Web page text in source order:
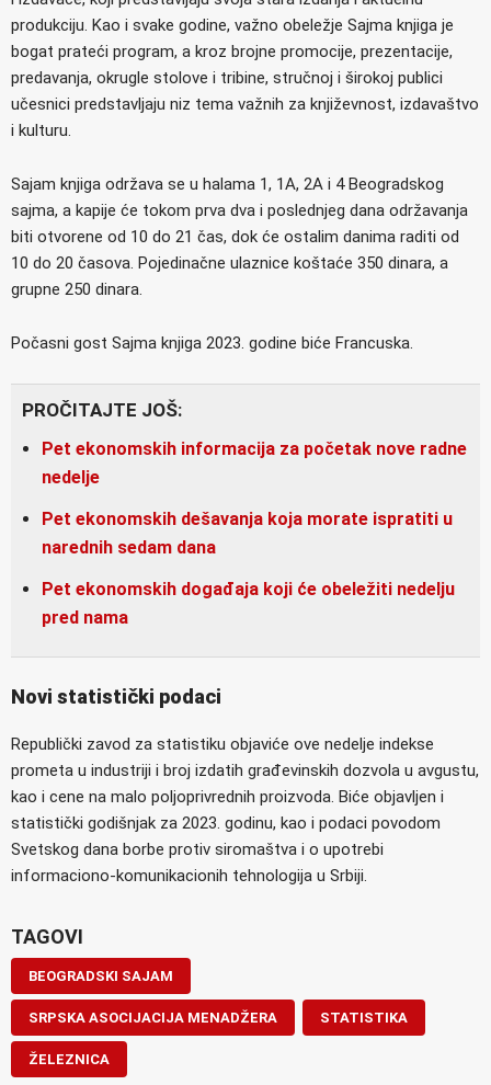
produkciju. Kao i svake godine, važno obeležje Sajma knjiga je
bogat prateći program, a kroz brojne promocije, prezentacije,
predavanja, okrugle stolove i tribine, stručnoj i širokoj publici
učesnici predstavljaju niz tema važnih za književnost, izdavaštvo
i kulturu.
Sajam knjiga održava se u halama 1, 1A, 2A i 4 Beogradskog
sajma, a kapije će tokom prva dva i poslednjeg dana održavanja
biti otvorene od 10 do 21 čas, dok će ostalim danima raditi od
10 do 20 časova. Pojedinačne ulaznice koštaće 350 dinara, a
grupne 250 dinara.
Počasni gost Sajma knjiga 2023. godine biće Francuska.
PROČITAJTE JOŠ:
Pet ekonomskih informacija za početak nove radne
nedelje
Pet ekonomskih dešavanja koja morate ispratiti u
narednih sedam dana
Pet ekonomskih događaja koji će obeležiti nedelju
pred nama
Novi statistički podaci
Republički zavod za statistiku objaviće ove nedelje indekse
prometa u industriji i broj izdatih građevinskih dozvola u avgustu,
kao i cene na malo poljoprivrednih proizvoda. Biće objavljen i
statistički godišnjak za 2023. godinu, kao i podaci povodom
Svetskog dana borbe protiv siromaštva i o upotrebi
informaciono-komunikacionih tehnologija u Srbiji.
TAGOVI
BEOGRADSKI SAJAM
SRPSKA ASOCIJACIJA MENADŽERA STATISTIKA
ŽELEZNICA